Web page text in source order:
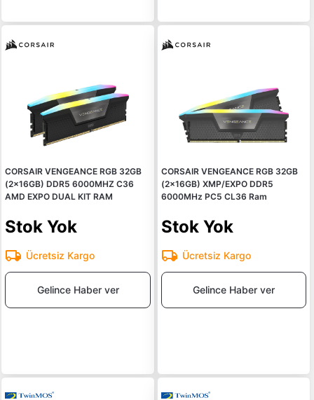
CORSAIR VENGEANCE RGB 32GB
(2x16GB) DDR5 6000MHZ C36
AMD EXPO DUAL KIT RAM
Stok Yok
Ücretsiz Kargo
Gelince Haber ver
CORSAIR VENGEANCE RGB 32GB
(2×16GB) XMP/EXPO DDR5
6000MHz PC5 CL36 Ram
Stok Yok
Ücretsiz Kargo
Gelince Haber ver